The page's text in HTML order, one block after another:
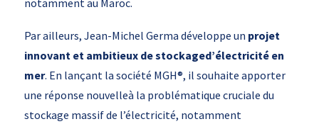
notamment au Maroc.
Par ailleurs, Jean-Michel Germa développe un projet
innovant et ambitieux de stockaged’électricité en
mer. En lançant la société MGH®, il souhaite apporter
une réponse nouvelleà la problématique cruciale du
stockage massif de l’électricité, notamment